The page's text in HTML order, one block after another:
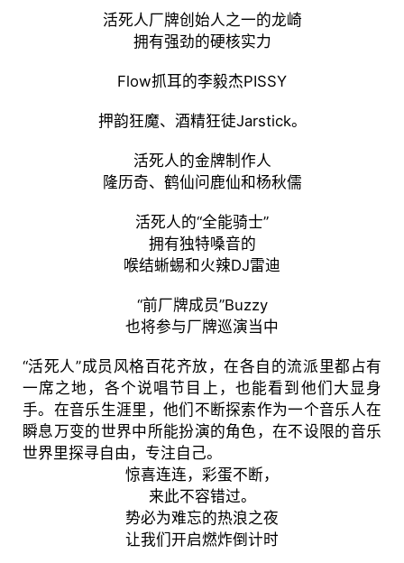
活死人厂牌创始人之一的龙崎
拥有强劲的硬核实力
Flow抓耳的李毅杰PISSY
押韵狂魔、酒精狂徒Jarstick。
活死人的金牌制作人
隆历奇、鹤仙问鹿仙和杨秋儒
活死人的“全能骑士”
拥有独特嗓音的
喉结蜥蜴和火辣DJ雷迪
“前厂牌成员”Buzzy
也将参与厂牌巡演当中
“活死人”成员风格百花齐放，在各自的流派里都占有
一席之地，各个说唱节目上，也能看到他们大显身
手。在音乐生涯里，他们不断探索作为一个音乐人在
瞬息万变的世界中所能扮演的角色，在不设限的音乐
世界里探寻自由，专注自己。
惊喜连连，彩蛋不断，
来此不容错过。
势必为难忘的热浪之夜
让我们开启燃炸倒计时